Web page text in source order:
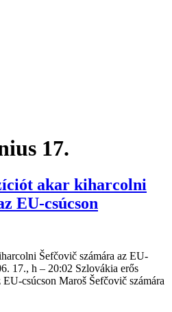
17.
akar kiharcolni
EU-csúcson
Šefčovič számára az EU-
17., h – 20:02 Szlovákia erős
csúcson Maroš Šefčovič számára